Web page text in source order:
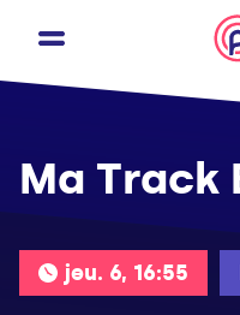
jeu. 6, 16:55
Ma Track